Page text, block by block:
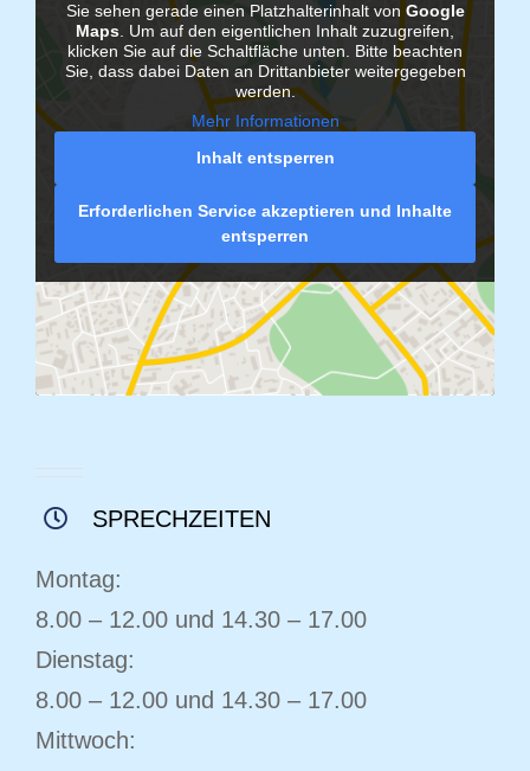
Sie sehen gerade einen Platzhalterinhalt von Google
Maps. Um auf den eigentlichen Inhalt zuzugreifen,
klicken Sie auf die Schaltfläche unten. Bitte beachten
Sie, dass dabei Daten an Drittanbieter weitergegeben
werden.
Mehr Informationen
Inhalt entsperren
Erforderlichen Service akzeptieren und Inhalte
entsperren
SPRECHZEITEN
Montag:
8.00 – 12.00 und 14.30 – 17.00
Dienstag:
8.00 – 12.00 und 14.30 – 17.00
Mittwoch: